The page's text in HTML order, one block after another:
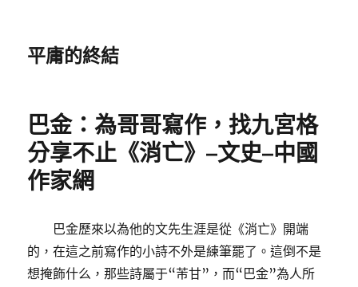
平庸的終結
巴金：為哥哥寫作，找九宮格
分享不止《消亡》–文史–中國
作家網
巴金歷來以為他的文先生涯是從《消亡》開端
的，在這之前寫作的小詩不外是練筆罷了。這倒不是
想掩飾什么，那些詩屬于“芾甘”，而“巴金”為人所